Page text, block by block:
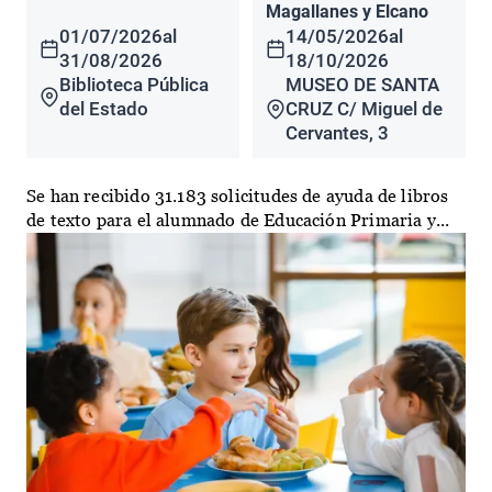
01/07/2026al
31/08/2026
Biblioteca Pública
del Estado
Magallanes y Elcano
14/05/2026al
18/10/2026
MUSEO DE SANTA
CRUZ C/ Miguel de
Cervantes, 3
Se han recibido 31.183 solicitudes de ayuda de libros
de texto para el alumnado de Educación Primaria y...